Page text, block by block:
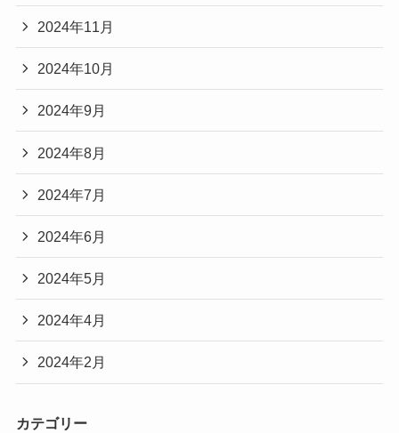
2024年11月
2024年10月
2024年9月
2024年8月
2024年7月
2024年6月
2024年5月
2024年4月
2024年2月
カテゴリー